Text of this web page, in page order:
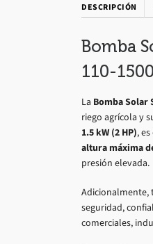
DESCRIPCIÓN
Bomba
110-1500
La Bomba Solar
riego agrícola y
1.5 kW (2 HP),
altura máxima
presión elevada.
Adicionalmente,
seguridad,
comerciales,